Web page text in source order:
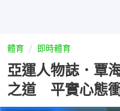
體育 即時體育
亞運人物誌．覃
之道 平實心態